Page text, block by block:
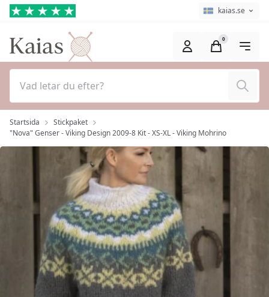
Hoppa till huvudinnehåll (Tryck på Enter) Språkväljare
Aktuellt språk
kaias.se
Sök
0
Startsida
Stickpaket
"Nova" Genser - Viking Design 2009-8 Kit - XS-XL - Viking Mohrino